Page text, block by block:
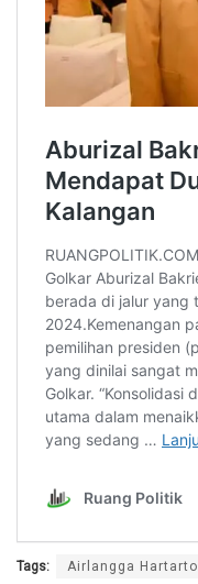
Tags: Airlangga Hartarto